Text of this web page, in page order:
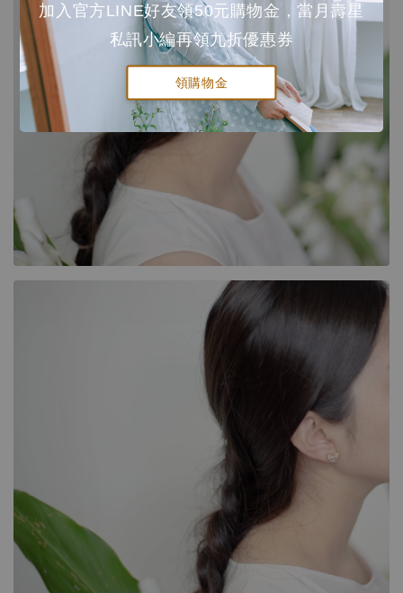
加入官方LINE好友領50元購物金，當月壽星
私訊小編再領九折優惠券
領購物金